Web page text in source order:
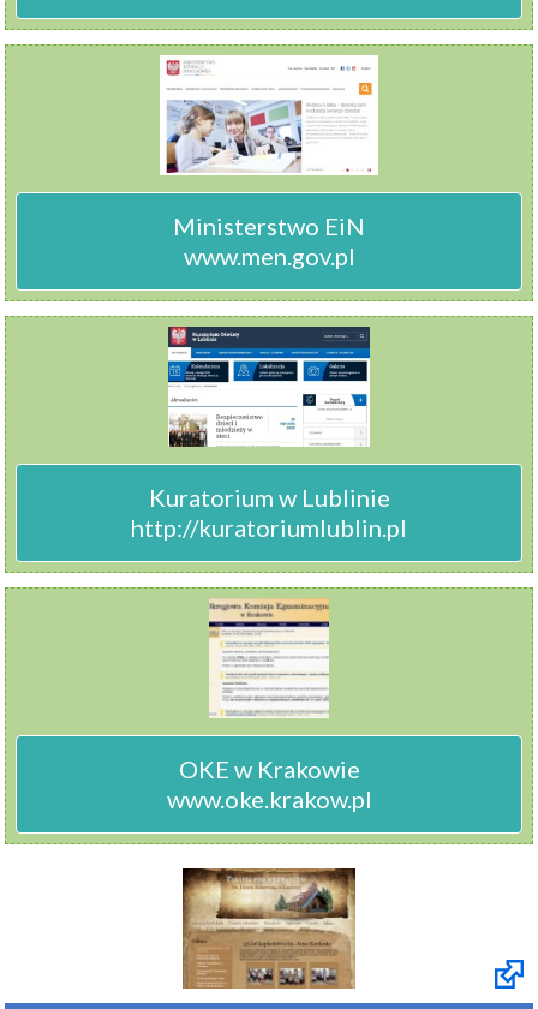
Ministerstwo EiN
www.men.gov.pl
Kuratorium w Lublinie
http://kuratoriumlublin.pl
OKE w Krakowie
www.oke.krakow.pl